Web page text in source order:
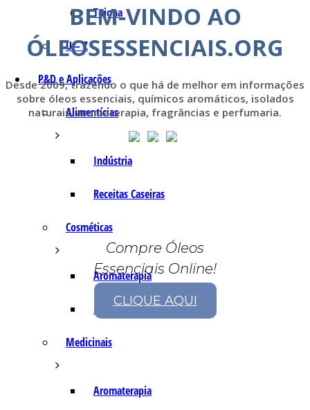
Tujona
U – Z
P&D e Aplicações
Alimentícias
Indústria
Receitas Caseiras
Cosméticas
Aromaterapia
Fórmulas Caseiras
Medicinais
Aromaterapia
BEM-VINDO AO
ÓLEOSESSENCIAIS.ORG
Desde 2009, trazendo o que há de melhor em informações
sobre óleos essenciais, químicos aromáticos, isolados
naturais, aromaterapia, fragrâncias e perfumaria.
Compre Óleos
Essenciais Online!
CLIQUE AQUI